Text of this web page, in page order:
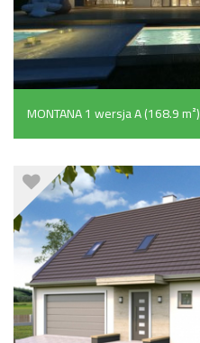
MONTANA 1 wersja A (168.9 m²)